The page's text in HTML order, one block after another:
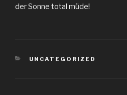
der Sonne total müde!
KATEGORIEN
UNCATEGORIZED